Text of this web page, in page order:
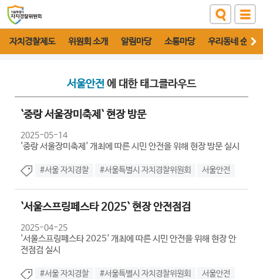
자치경찰제도 위원회 소개 알림마당 소통마당 우리동네 순찰대
서울안전 에 대한 태그클라우드
`중랑 서울장미축제` 현장 방문
2025-05-14
'중랑 서울장미축제' 개최에 따른 시민 안전을 위해 현장 방문 실시
#서울 자치경찰 #서울특별시 자치경찰위원회 서울안전
`서울스프링페스타 2025` 현장 안전점검
2025-04-25
'서울스프링페스타 2025' 개최에 따른 시민 안전을 위해 현장 안
전점검 실시
#서울 자치경찰 #서울특별시 자치경찰위원회 서울안전